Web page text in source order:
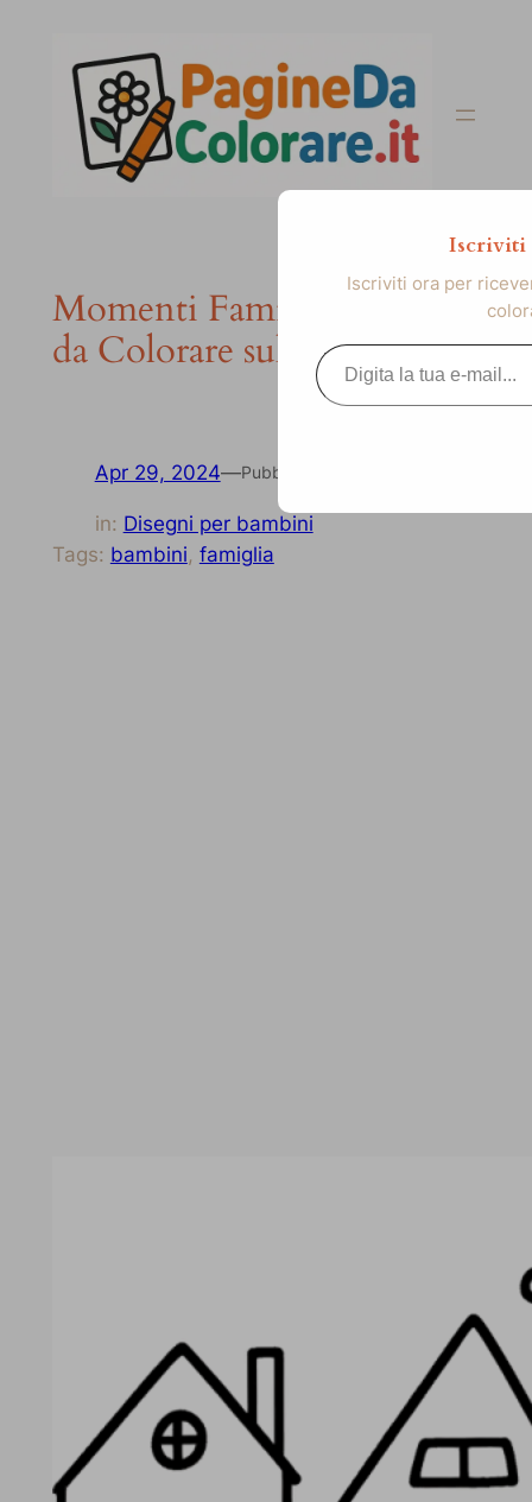
contenuto
Momenti Familiari: Disegno
da Colorare sulla Famiglia
Apr 29, 2024—Pubblicato
in: Disegni per bambini
Tags: bambini, famiglia
Iscriviti
Iscriviti ora per
Digita la tua e-mail...